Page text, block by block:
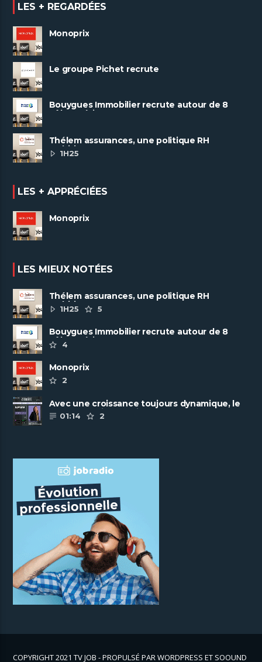
LES + REGARDÉES
Monoprix
Le groupe Pichet recrute
Bouygues Immobilier recrute autour de 8
pôles métiers
Thélem assurances, une politique RH
ambitieuse
1H25
LES + APPRÉCIÉES
Monoprix
LES MIEUX NOTÉES
Thélem assurances, une politique RH
ambitieuse
1H25 5
Bouygues Immobilier recrute autour de 8
pôles métiers
4
Monoprix
2
Avec une croissance toujours dynamique, le
groupe Scalian continue de ......
01:14 2
COPYRIGHT 2021 TV JOB - PROPULSÉ PAR WORDPRESS ET SOOUND